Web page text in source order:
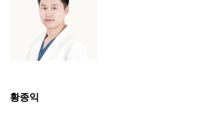
끝낸 상태에서 시술받는 것을 권합니다. 훨씬
효율적이죠.
시술의 적기는 따로 없습니다.
황종익